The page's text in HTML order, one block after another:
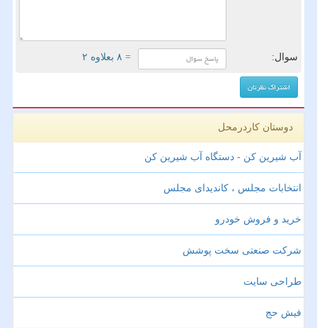
سوال: = ۸ بعلاوه ۲
دوستان کاردرمحل
آب شیرین کن - دستگاه آب شیرین کن
انتخابات مجلس ، کاندیدای مجلس
خرید و فروش خودرو
شرکت صنعتی سخت پوشش
طراحی سایت
فیش حج